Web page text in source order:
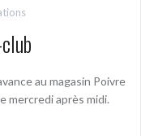
au magasin Poivre
mercredi après midi.